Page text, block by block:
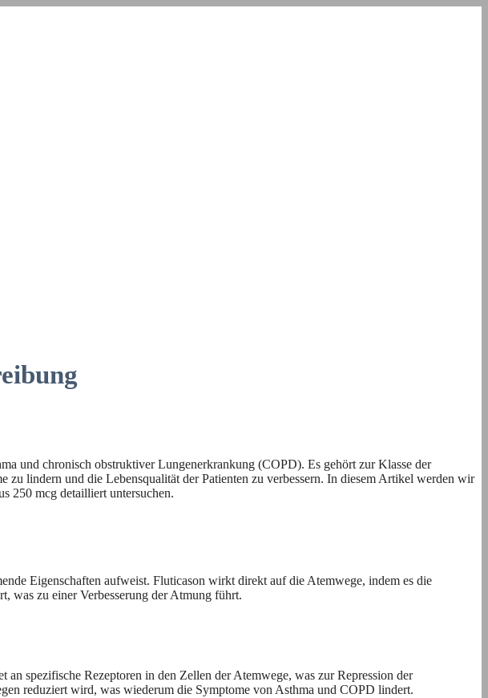
und chronisch obstruktiver Lungenerkrankung (COPD). Es gehört zur Klasse der
lindern und die Lebensqualität der Patienten zu verbessern. In diesem Artikel werden wir
250 mcg detailliert untersuchen.
Eigenschaften aufweist. Fluticason wirkt direkt auf die Atemwege, indem es die
was zu einer Verbesserung der Atmung führt.
spezifische Rezeptoren in den Zellen der Atemwege, was zur Repression der
reduziert wird, was wiederum die Symptome von Asthma und COPD lindert.